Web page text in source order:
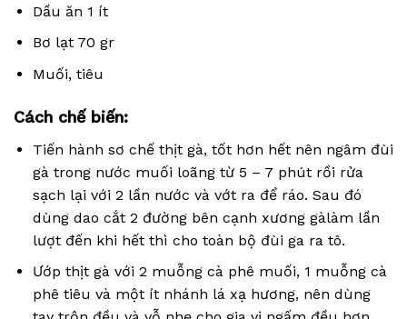
Dầu ăn 1 ít
Bơ lạt 70 gr
Muối, tiêu
Cách chế biến:
Tiến hành sơ chế thịt gà, tốt hơn hết nên ngâm đùi
gà trong nước muối loãng từ 5 – 7 phút rồi rửa
sạch lại với 2 lần nước và vớt ra để ráo. Sau đó
dùng dao cắt 2 đường bên cạnh xương gàlàm lần
lượt đến khi hết thì cho toàn bộ đùi ga ra tô.
Ướp thịt gà với 2 muỗng cà phê muối, 1 muỗng cà
phê tiêu và một ít nhánh lá xạ hương, nên dùng